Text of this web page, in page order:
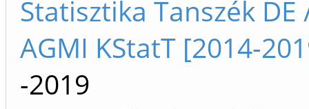
Statisztika Tanszék DE
AGMI KStatT [2014-
-2019